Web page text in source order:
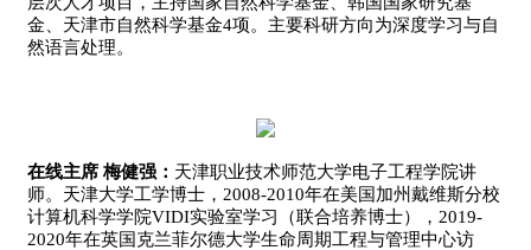
金、天津市自然科学基金4项。主要科研方向为深度学习与自
然语言处理。
在线主席 梅健强： 天津职业技术师范大学电子工程学院讲
师。天津大学工学博士，2008-2010年在美国加州戴维斯分校
计算机科学学院VIDI实验室学习（联合培养博士），2019-
2020年在英国克兰菲尔德大学生命周期工程与管理中心访